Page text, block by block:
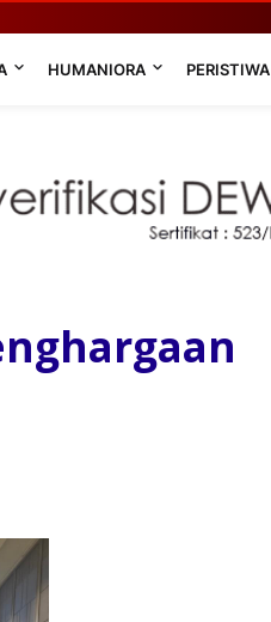
HUMANIORA PERISTIWA